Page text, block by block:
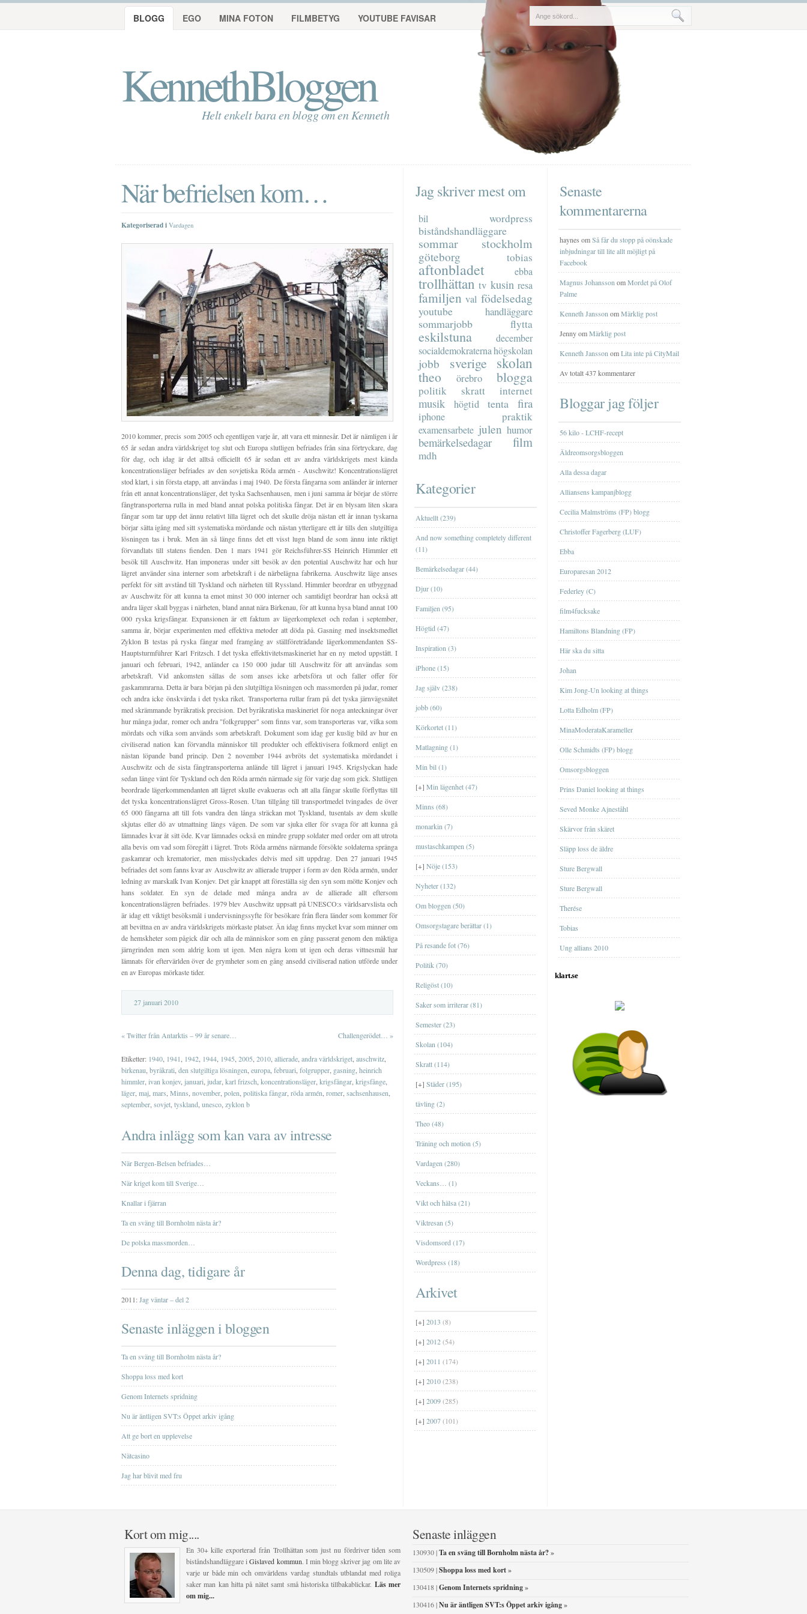
KennethBloggen
Helt enkelt bara en blogg om en Kenneth
BLOGG EGO MINA FOTON FILMBETYG YOUTUBE FAVISAR
När befrielsen kom…
Kategoriserad i Vardagen
2010 kommer, precis som 2005 och egentligen varje år, att vara ett minnesår. Det är nämligen i år
65 år sedan andra världskriget tog slut och Europa slutligen befriades från sina förtryckare, dag
för dag, och idag är det alltså officiellt 65 år sedan ett av andra världskrigets mest kända
koncentrationsläger befriades av den sovjetiska Röda armén - Auschwitz! Koncentrationslägret
stod klart, i sin första etapp, att användas i maj 1940. De första fångarna som anländer är interner
från ett annat koncentrationsläger, det tyska Sachsenhausen, men i juni samma år börjar de större
fångtransporterna rulla in med bland annat polska politiska fångar. Det är en blysam liten skara
fångar som tar upp det ännu relativt lilla lägret och det skulle dröja nästan ett år innan tyskarna
börjar sätta igång med sitt systematiska mördande och nästan ytterligare ett år tills den slutgiltiga
lösningen tas i bruk. Men än så länge finns det ett visst lugn bland de som ännu inte riktigt
förvandlats till statens fienden. Den 1 mars 1941 gör Reichsführer-SS Heinrich Himmler ett
besök till Auschwitz. Han imponeras under sitt besök av den potential Auschwitz har och hur
lägret använder sina interner som arbetskraft i de närbelägna fabrikerna. Auschwitz läge anses
perfekt för sitt avstånd till Tyskland och närheten till Ryssland. Himmler beordrar en utbyggnad
av Auschwitz för att kunna ta emot minst 30 000 interner och samtidigt beordrar han också att
andra läger skall byggas i närheten, bland annat nära Birkenau, för att kunna hysa bland annat 100
000 ryska krigsfångar. Expansionen är ett faktum av lägerkomplexet och redan i september,
samma år, börjar experimenten med effektiva metoder att döda på. Gasning med insektsmedlet
Zyklon B testas på ryska fångar med framgång av ställföreträdande lägerkommendanten SS-
Hauptsturmführer Karl Fritzsch. I det tyska effektivitetsmaskineriet har en ny metod uppstått. I
januari och februari, 1942, anländer ca 150 000 judar till Auschwitz för att användas som
arbetskraft. Vid ankomsten sållas de som anses icke arbetsföra ut och faller offer för
gaskammrarna. Detta är bara början på den slutgiltiga lösningen och massmorden på judar, romer
och andra icke önskvärda i det tyska riket. Transporterna rullar fram på det tyska järnvägsnätet
med skrämmande byråkratisk precision. Det byråkratiska maskineriet för noga anteckningar över
hur många judar, romer och andra "folkgrupper" som finns var, som transporteras var, vilka som
mördats och vilka som används som arbetskraft. Dokument som idag ger kuslig bild av hur en
civiliserad nation kan förvandla människor till produkter och effektivisera folkmord enligt en
nästan löpande band princip. Den 2 november 1944 avbröts det systematiska mördandet i
Auschwitz och de sista fångtransporterna anlände till lägret i januari 1945. Krigslyckan hade
sedan länge vänt för Tyskland och den Röda armén närmade sig för varje dag som gick. Slutligen
beordrade lägerkommendanten att lägret skulle evakueras och att alla fångar skulle förflyttas till
det tyska koncentrationslägret Gross-Rosen. Utan tillgång till transportmedel tvingades de över
65 000 fångarna att till fots vandra den långa sträckan mot Tyskland, tusentals av dem skulle
skjutas eller dö av utmattning längs vägen. De som var sjuka eller för svaga för att kunna gå
lämnades kvar åt sitt öde. Kvar lämnades också en mindre grupp soldater med order om att utrota
alla bevis om vad som föregått i lägret. Trots Röda arméns närmande försökte soldaterna spränga
gaskamrar och krematorier, men misslyckades delvis med sitt uppdrag. Den 27 januari 1945
befriades det som fanns kvar av Auschwitz av allierade trupper i form av den Röda armén, under
ledning av marskalk Ivan Konjev. Det går knappt att föreställa sig den syn som mötte Konjev och
hans soldater. En syn de delade med många andra av de allierade allt eftersom
koncentrationslägren befriades. 1979 blev Auschwitz uppsatt på UNESCO:s världsarvslista och
är idag ett viktigt besöksmål i undervisningssyfte för besökare från flera länder som kommer för
att bevittna en av andra världskrigets mörkaste platser. Än idag finns mycket kvar som minner om
de hemskheter som pågick där och alla de människor som en gång passerat genom den mäktiga
järngrinden men som aldrig kom ut igen. Men några kom ut igen och deras vittnesmål har
lämnats för eftervärlden över de grymheter som en gång ansedd civiliserad nation utförde under
en av Europas mörkaste tider.
27 januari 2010
«Twitter från Antarktis – 99 år senare… Challengerödet… »
Etiketter: 1940 1941 1942 1944 1945 2005 2010 allierade andra världskriget auschwitz
birkenau byråkrati den slutgiltiga lösningen europa februari folgrupper gasning heinrich
himmler ivan konjev, januari judar karl frizsch koncentrationsläger krigsfångar krigsfånge
läger maj mars Minns november polen politiska fångar röda armén romer sachsenhausen
september sovjet tyskland unesco zyklon b
Andra inlägg som kan vara av intresse
När Bergen-Belsen befriades…
När kriget kom till Sverige…
Knallar i fjärran
Ta en sväng till Bornholm nästa år?
De polska massmorden…
Denna dag, tidigare år
2011:Jag väntar – del 2
Senaste inläggen i bloggen
Ta en sväng till Bornholm nästa år?
Shoppa loss med kort
Genom Internets spridning
Nu är äntligen SVT:s Öppet arkiv igång
Att ge bort en upplevelse
Nätcasino
Jag har blivit med fru
Jag skriver mest om
bil wordpress
biståndshandläggare
sommar stockholm
göteborg tobias
aftonbladet ebba
trollhättan tv kusin resa
familjen val födelsedag
youtube handläggare
sommarjobb flytta
eskilstuna
december
socialdemokraternahögskolan
jobb sverige skolan
theo örebro blogga
politik skratt internet
musik högtid tenta fira
iphone praktik
examensarbete julen humor
bemärkelsedagar film
mdh
Kategorier
Aktuellt (239)
And now something completely different
(11)
Bemärkelsedagar (44)
Djur (10)
Familjen (95)
Högtid (47)
Inspiration (3)
iPhone (15)
Jag själv (238)
jobb (60)
Körkortet (11)
Matlagning (1)
Min bil (1)
[+] Min lägenhet (47)
Lägenheten i EskilstunaLägenheten i
Eskilstuna
Lägenheten i GislavedLägenheten i
Gislaved
Lägenheten i ÖrebroLägenheten i
Örebro
Lägenheten på HörngatanLägenheten på
Hörngatan
Lägenheten på KronogårdenLägenheten
på Kronogården
Minns (68)
monarkin (7)
mustaschkampen (5)
[+] Nöje (153)
BöckerBöcker
FilmFilm
MusikMusik
Nyheter (132)
Om bloggen (50)
Omsorgstagare berättar (1)
På resande fot (76)
Politik (70)
Religöst (10)
Saker som irriterar (81)
Semester (23)
Skolan (104)
Skratt (114)
[+] Städer (195)
EskilstunaEskilstuna
GöteborgGöteborg
ÖrebroÖrebro
StockholmStockholm
TrollhättanTrollhättan
tävling (2)
Theo (48)
Träning och motion (5)
Vardagen (280)
Veckans… (1)
Vikt och hälsa (21)
Viktresan (5)
Visdomsord (17)
Wordpress (18)
Arkivet
[+] 2013 (8)
[+]september
Ta en sväng till Bornholm nästa år?
[+]maj(1)
Shoppa loss med kort
[+]april(2)
Genom Internets spridning
Nu är äntligen SVT:s Öppet arkiv
igång
[+]mars(2)
Att ge bort en upplevelse
Nätcasino
[+]januari
Jag har blivit med fru
Farfar
[+] 2012(54)
[+] 2011 (174)
[+] 2010(238)
[+] 2009(285)
[+] 2007(101)
Senaste
kommentarerna
haynes omSå får du stopp på oönskade
inbjudningar till lite allt möjligt på
Facebook
Magnus Johansson omMordet på Olof
Palme
Kenneth Jansson omMärklig post
Jenny omMärklig post
Kenneth Jansson omLita inte på CityMail
Av totalt 437 kommentarer
Bloggar jag följer
56 kilo - LCHF-recept
Äldreomsorgsbloggen
Alla dessa dagar
Alliansens kampanjblogg
Cecilia Malmströms (FP) blogg
Christoffer Fagerberg (LUF)
Ebba
Europaresan 2012
Federley (C)
film4fucksake
Hamiltons Blandning (FP)
Här ska du sitta
Johan
Kim Jong-Un looking at things
Lotta Edholm (FP)
MinaModerataKarameller
Olle Schmidts (FP) blogg
Omsorgsbloggen
Prins Daniel looking at things
Seved Monke Ajneståhl
Skärvor från skäret
Släpp loss de äldre
Sture Bergwall
Sture Bergwall
Therése
Tobias
Ung allians 2010
klart.se
Kort om mig....
En 30+ kille exporterad från Trollhättan som just nu fördriver tiden som
biståndshandläggare iGislaved kommun. I min blogg skriver jag om lite av
varje ur både min och omvärldens vardag stundtals utblandat med roliga
saker man kan hitta på nätet samt små historiska tillbakablickar. Läs mer
om mig...
Senaste inläggen
130930 |Ta en sväng till Bornholm nästa år?»
130509 |Shoppa loss med kort»
130418 |Genom Internets spridning»
130416 |Nu är äntligen SVT:s Öppet arkiv igång»